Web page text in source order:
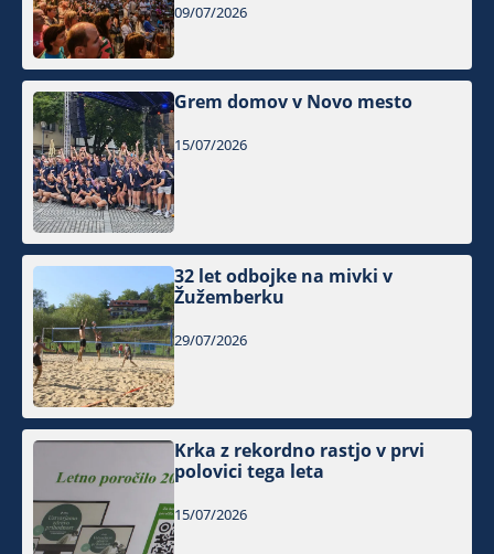
09/07/2026
Grem domov v Novo mesto
15/07/2026
32 let odbojke na mivki v
Žužemberku
29/07/2026
Krka z rekordno rastjo v prvi
polovici tega leta
15/07/2026